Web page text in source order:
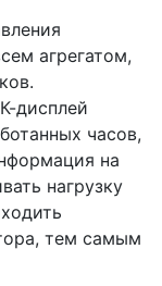
агрегатом,
дисплей
часов,
на
нагрузку
тем самым